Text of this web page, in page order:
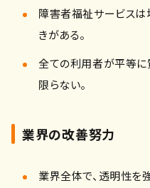
障害者福祉サービスは
きがある。
全ての利用者が平等
限らない。
業界の改善努力
業界全体で、透明性を